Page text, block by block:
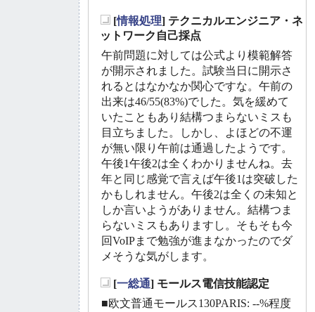
[情報処理] テクニカルエンジニア・ネ
ットワーク自己採点
午前問題に対しては公式より模範解答
が開示されました。試験当日に開示さ
れるとはなかなか関心ですな。午前の
出来は46/55(83%)でした。気を緩めて
いたこともあり結構つまらないミスも
目立ちました。しかし、よほどの不運
が無い限り午前は通過したようです。
午後1午後2は全くわかりませんね。去
年と同じ感覚で言えば午後1は突破した
かもしれません。午後2は全くの未知と
しか言いようがありません。結構つま
らないミスもありますし。そもそも今
回VoIPまで勉強が進まなかったのでダ
メそうな気がします。
[一総通] モールス電信技能認定
■欧文普通モールス130PARIS: --%程度